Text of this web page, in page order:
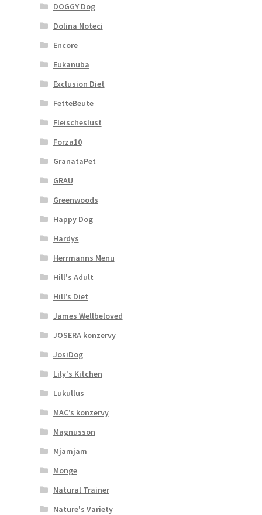
DOGGY Dog
Dolina Noteci
Encore
Eukanuba
Exclusion Diet
FetteBeute
Fleischeslust
Forza10
GranataPet
GRAU
Greenwoods
Happy Dog
Hardys
Herrmanns Menu
Hill's Adult
Hill’s Diet
James Wellbeloved
JOSERA konzervy
JosiDog
Lily's Kitchen
Lukullus
MAC’s konzervy
Magnusson
Mjamjam
Monge
Natural Trainer
Nature's Variety